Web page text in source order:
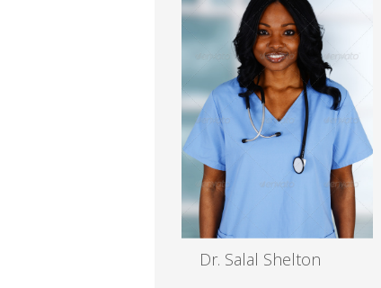
Dr. Salal Shelton